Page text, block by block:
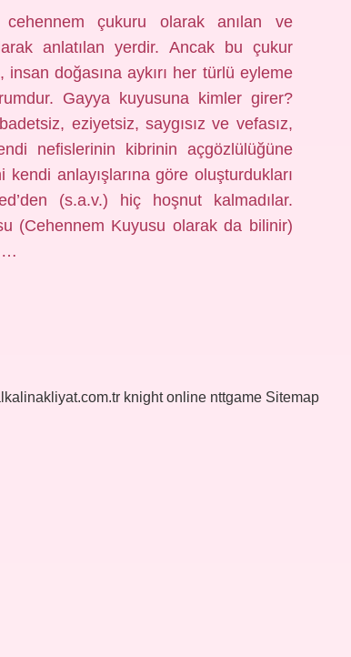
çukuru olarak anılan ve
anlatılan yerdir. Ancak bu çukur
insan doğasına aykırı her türlü eyleme
Gayya kuyusuna kimler girer?
eziyetsiz, saygısız ve vefasız,
nefislerinin kibrinin açgözlülüğüne
kendi anlayışlarına göre oluşturdukları
(s.a.v.) hiç hoşnut kalmadılar.
(Cehennem Kuyusu olarak da bilinir)
knight online nttgame Sitemap